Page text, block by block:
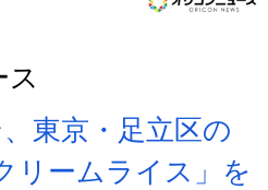
ス
東京・足立区の
リームライス」を